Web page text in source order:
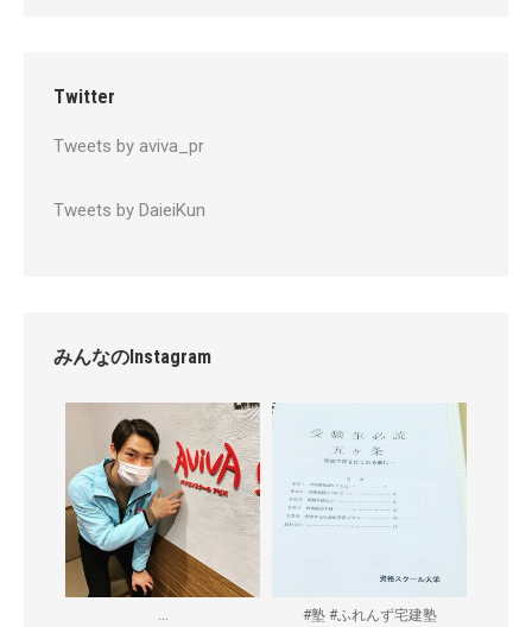
Twitter
Tweets by aviva_pr
Tweets by DaieiKun
みんなのInstagram
...
#塾 #ふれんず宅建塾